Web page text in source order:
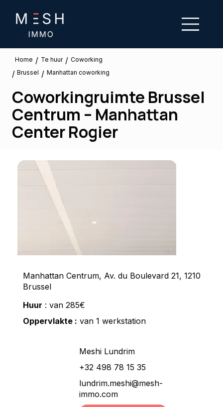
Home / Te huur / Coworking
/ Brussel / Manhattan coworking
Coworkingruimte Brussel
Centrum – Manhattan
Center Rogier
Manhattan Centrum, Av. du Boulevard 21, 1210
Brussel
Huur : van 285€
Oppervlakte : van 1 werkstation
Meshi Lundrim
+32 498 78 15 35
lundrim.meshi@mesh-
immo.com